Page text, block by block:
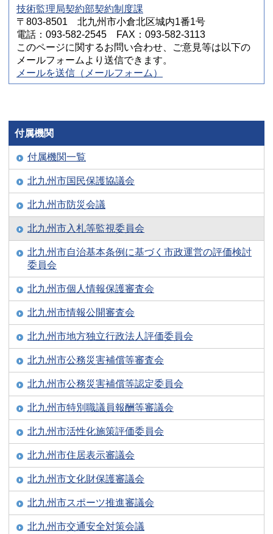
技術監理局契約部契約制度課
〒803-8501 北九州市小倉北区城内1番1号
電話：093-582-2545 FAX：093-582-3113
このページに関するお問い合わせ、ご意見等は以下の
メールフォームより送信できます。
メールを送信（メールフォーム）
付属機関
付属機関一覧
北九州市国民保護協議会
北九州市防災会議
北九州市入札等監視委員会
北九州市自治基本条例に基づく市政運営の評価検討
委員会
北九州市個人情報保護審査会
北九州市情報公開審査会
北九州市地方独立行政法人評価委員会
北九州市公務災害補償等審査会
北九州市公務災害補償等認定委員会
北九州市特別職議員報酬等審議会
北九州市活性化施策評価委員会
北九州市住居表示審議会
北九州市文化財保護審議会
北九州市スポーツ推進審議会
北九州市交通安全対策会議